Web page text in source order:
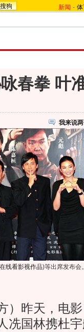
搜狗 新闻 -
春拳 叶
我来说
线看影视作品)等出席发布
昨天，电影
冼国林携杜